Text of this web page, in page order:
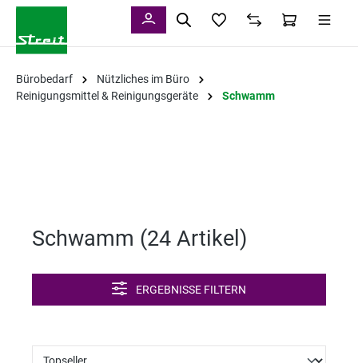
Bürobedarf
Nützliches im Büro
Reinigungsmittel & Reinigungsgeräte
Schwamm
Schwamm (24 Artikel )
ERGEBNISSE FILTERN